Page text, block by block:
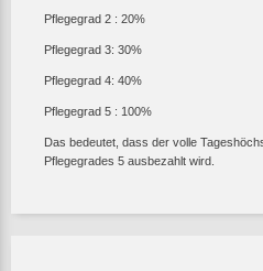
Pflegegrad 2 : 20%
Pflegegrad 3: 30%
Pflegegrad 4: 40%
Pflegegrad 5 : 100%
Das bedeutet, dass der volle
Pflegegrades 5 ausbezahlt wird.